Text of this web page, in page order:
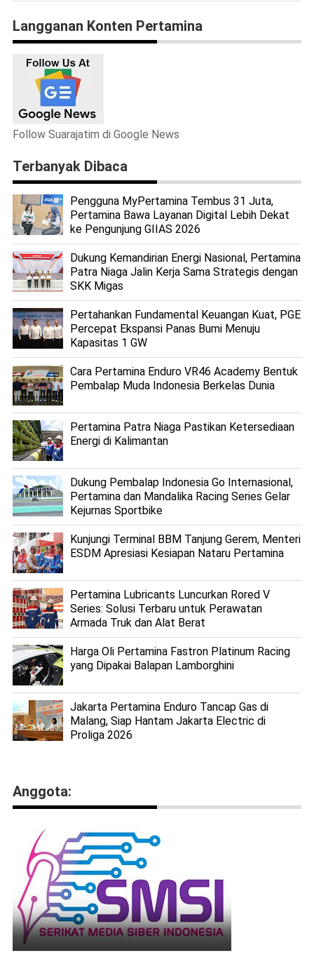
Langganan Konten Pertamina
Follow Suarajatim di Google News
Terbanyak Dibaca
Pengguna MyPertamina Tembus 31 Juta,
Pertamina Bawa Layanan Digital Lebih Dekat
ke Pengunjung GIIAS 2026
Dukung Kemandirian Energi Nasional, Pertamina
Patra Niaga Jalin Kerja Sama Strategis dengan
SKK Migas
Pertahankan Fundamental Keuangan Kuat, PGE
Percepat Ekspansi Panas Bumi Menuju
Kapasitas 1 GW
Cara Pertamina Enduro VR46 Academy Bentuk
Pembalap Muda Indonesia Berkelas Dunia
Pertamina Patra Niaga Pastikan Ketersediaan
Energi di Kalimantan
Dukung Pembalap Indonesia Go Internasional,
Pertamina dan Mandalika Racing Series Gelar
Kejurnas Sportbike
Kunjungi Terminal BBM Tanjung Gerem, Menteri
ESDM Apresiasi Kesiapan Nataru Pertamina
Pertamina Lubricants Luncurkan Rored V
Series: Solusi Terbaru untuk Perawatan
Armada Truk dan Alat Berat
Harga Oli Pertamina Fastron Platinum Racing
yang Dipakai Balapan Lamborghini
Jakarta Pertamina Enduro Tancap Gas di
Malang, Siap Hantam Jakarta Electric di
Proliga 2026
Anggota: